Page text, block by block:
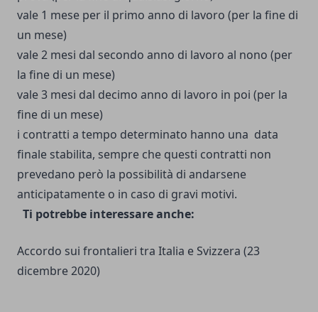
vale 1 mese per il primo anno di lavoro (per la fine di
un mese)
vale 2 mesi dal secondo anno di lavoro al nono (per
la fine di un mese)
vale 3 mesi dal decimo anno di lavoro in poi (per la
fine di un mese)
i contratti a tempo determinato hanno una data
finale stabilita, sempre che questi contratti non
prevedano però la possibilità di andarsene
anticipatamente o in caso di gravi motivi.
Ti potrebbe interessare anche:
Accordo sui frontalieri tra Italia e Svizzera (23
dicembre 2020)